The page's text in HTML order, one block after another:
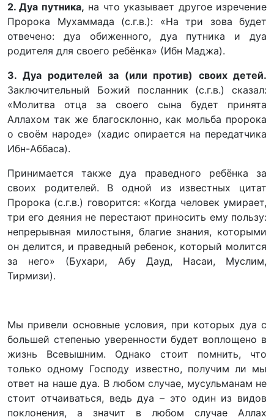
2. Дуа путника, на что указывает другое изречение
Пророка Мухаммада (с.г.в.): «На три зова будет
отвечено: дуа обиженного, дуа путника и дуа
родителя для своего ребёнка» (Ибн Маджа).
3. Дуа родителей за (или против) своих детей.
Заключительный Божий посланник (с.г.в.) сказал:
«Молитва отца за своего сына будет принята
Аллахом так же благосклонно, как мольба пророка
о своём народе» (хадис опирается на передатчика
Ибн-Аббаса).
Принимается также дуа праведного ребёнка за
своих родителей. В одной из известных цитат
Пророка (с.г.в.) говорится: «Когда человек умирает,
три его деяния не перестают приносить ему пользу:
непрерывная милостыня, благие знания, которыми
он делится, и праведный ребенок, который молится
за него» (Бухари, Абу Дауд, Насаи, Муслим,
Тирмизи).
Мы привели основные условия, при которых дуа с
большей степенью уверенности будет воплощено в
жизнь Всевышним. Однако стоит помнить, что
только одному Господу известно, получим ли мы
ответ на наше дуа. В любом случае, мусульманам не
стоит отчаиваться, ведь дуа – это один из видов
поклонения, а значит в любом случае Аллах